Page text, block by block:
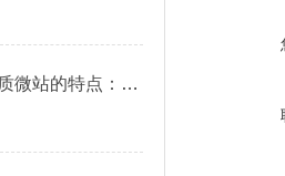
云境天合在线式水质微站的特点：满足两周以上废液量的收集